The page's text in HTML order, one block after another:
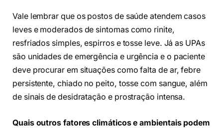
Vale lembrar que os postos de saúde atendem casos
leves e moderados de sintomas como rinite,
resfriados simples, espirros e tosse leve. Já as UPAs
são unidades de emergência e urgência e o paciente
deve procurar em situações como falta de ar, febre
persistente, chiado no peito, tosse com sangue, além
de sinais de desidratação e prostração intensa.
Quais outros fatores climáticos e ambientais podem